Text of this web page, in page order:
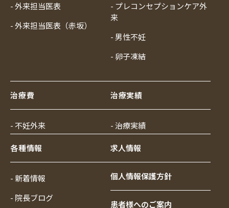
- 外来担当医表
- 外来担当医表（赤坂）
- プレコンセプションケア外
来
- 男性不妊
- 卵子凍結
治療費
- 不妊外来
治療実績
- 治療実績
各種情報
- 新着情報
- 院長ブログ
求人情報
個人情報保護方針
患者様へのご案内